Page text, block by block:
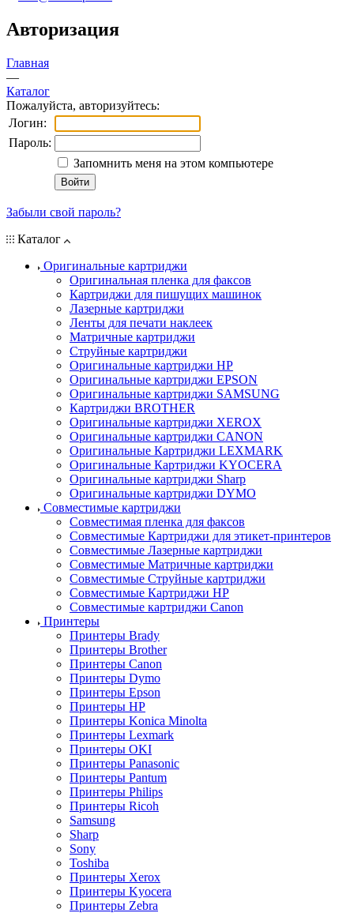
Авторизация
Главная
—
Каталог
Пожалуйста, авторизуйтесь:
Логин:
Пароль:
Запомнить меня на этом компьютере
Забыли свой пароль?
Каталог
Оригинальные картриджи
Оригинальная пленка для факсов
Картриджи для пишущих машинок
Лазерные картриджи
Ленты для печати наклеек
Матричные картриджи
Струйные картриджи
Оригинальные картриджи HP
Оригинальные картриджи EPSON
Оригинальные картриджи SAMSUNG
Картриджи BROTHER
Оригинальные картриджи XEROX
Оригинальные картриджи CANON
Оригинальные Картриджи LEXMARK
Оригинальные Картриджи KYOCERA
Оригинальные картриджи Sharp
Оригинальные картриджи DYMO
Совместимые картриджи
Совместимая пленка для факсов
Совместимые Картриджи для этикет-принтеров
Совместимые Лазерные картриджи
Совместимые Матричные картриджи
Совместимые Струйные картриджи
Совместимые Картриджи HP
Совместимые картриджи Canon
Принтеры
Принтеры Brady
Принтеры Brother
Принтеры Canon
Принтеры Dymo
Принтеры Epson
Принтеры HP
Принтеры Konica Minolta
Принтеры Lexmark
Принтеры OKI
Принтеры Panasonic
Принтеры Pantum
Принтеры Philips
Принтеры Ricoh
Samsung
Sharp
Sony
Toshiba
Принтеры Xerox
Принтеры Kyocera
Принтеры Zebra